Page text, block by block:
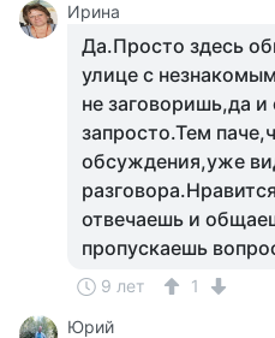
Ирина
Да.Просто здесь
улице с
не заговоришь,да и
запросто.Тем
обсуждения,уже
отвечаешь и
пропускаешь
9 лет
1
Юрий